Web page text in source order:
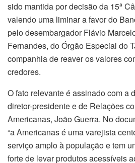
sido mantida por decisão da 15ª
valendo uma liminar a favor do
pelo desembargador Flávio
Fernandes, do Órgão Especial do
companhia de reaver os valores
credores.
O fato relevante é assinado com a
diretor-presidente e de Relações
Americanas, João Guerra. No
“a Americanas é uma varejista
serviço amplo à população e tem
forte de levar produtos acessíveis